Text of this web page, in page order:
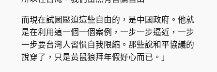
而現在試圖壓迫這些自由的，是中國政府。他就
是在利用這一個一個案例，一步一步逼近，一步
一步要台灣人習慣自我限縮。那些說和平協議的
說穿了，只是黃鼠狼拜年假好心而已。」